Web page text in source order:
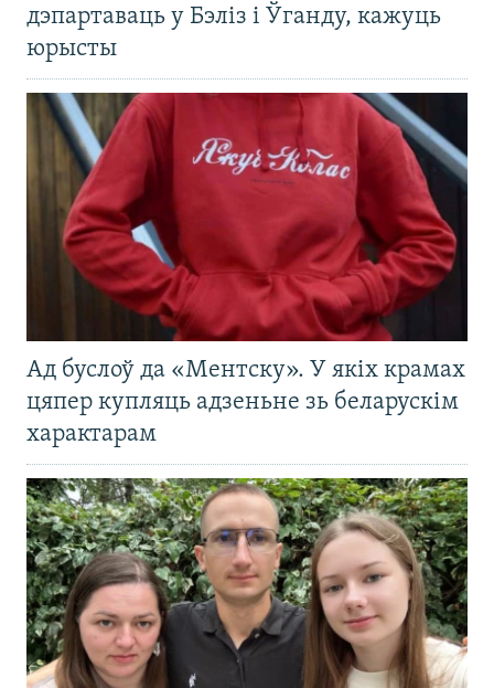
дэпартаваць у Бэліз і Ўганду, кажуць
юрысты
Ад буслоў да «Ментску». У якіх крамах
цяпер купляць адзеньне зь беларускім
характарам